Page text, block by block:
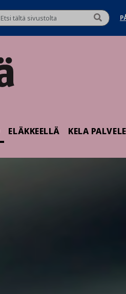
ELÄKKEELLÄ KELA